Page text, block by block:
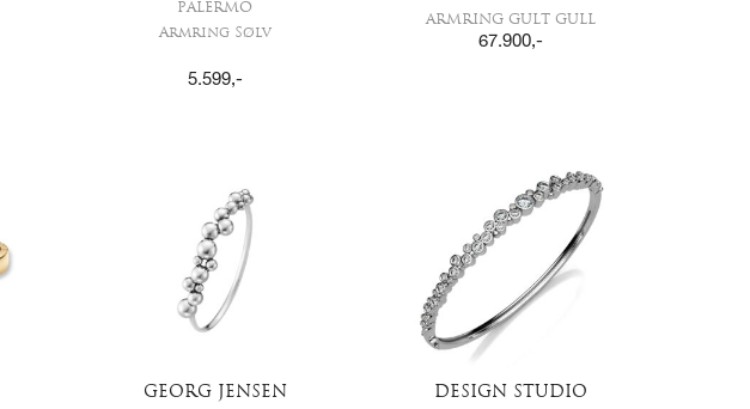
PALERMO
Armring Sølv
5.599,-
ARMRING GULT GULL
67.900,-
GEORG JENSEN DESIGN STUDIO